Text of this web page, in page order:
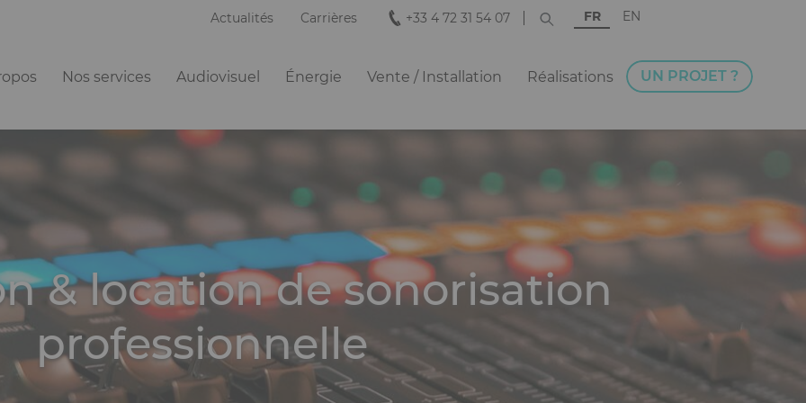
Actualités Carrières +33 4 72 31 54 07 FR EN
Nos services Audiovisuel Énergie Vente / Installation Réalisations UN PROJET ?
& location de sonorisation
professionnelle